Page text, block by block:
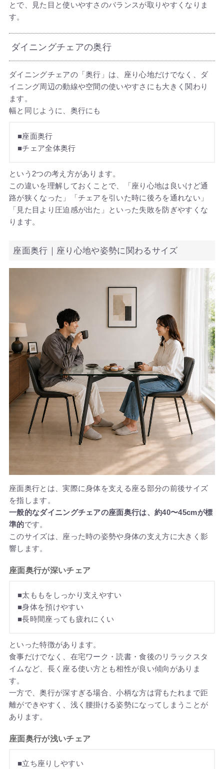
とで、見た目と使いやすさのバランスが取りやすくなりま
す。
ダイニングチェアの奥行
ダイニングチェアの「奥行」は、座り心地だけでなく、ダ
イニング周辺の動線や空間の使いやすさにも大きく関わり
ます。
幅と同じように、奥行にも
■座面奥行
■チェア全体奥行
という2つの考え方があります。
この違いを理解しておくことで、「座り心地は良いけど通
路が狭くなった」「チェアを引いた時に後ろを通れない」
「見た目より圧迫感が出た」といった失敗を防ぎやすくな
ります。
座面奥行｜座り心地や姿勢に関わるサイズ
座面奥行とは、実際に身体を支える座る部分の前後サイズ
を指します。
一般的なダイニングチェアの座面奥行は、約40〜45cmが標
準的です。
このサイズは、座った時の姿勢や身体の支え方に大きく影
響します。
座面奥行が深いチェア
■太ももをしっかり支えやすい
■身体を預けやすい
■長時間座っても疲れにくい
といった特徴があります。
食事だけでなく、在宅ワーク・読書・食後のリラックスタ
イムなど、長く座る使い方とも相性が良い傾向がありま
す。
一方で、奥行が深すぎる場合、小柄な方は背もたれまで距
離ができやすく、浅く腰掛ける姿勢になってしまうことが
あります。
座面奥行が浅いチェア
■立ち座りしやすい